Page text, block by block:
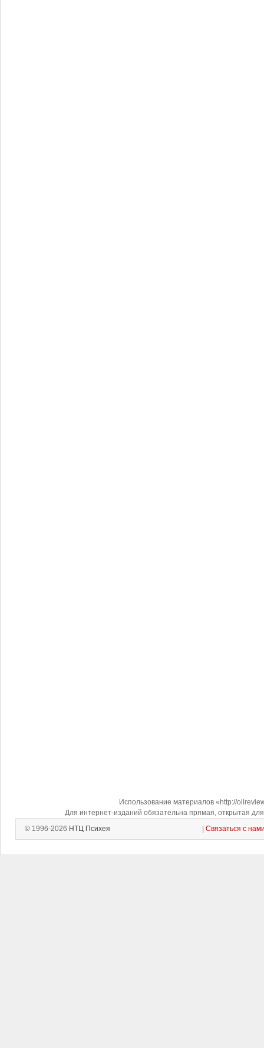
Использование материалов «http://
Для интернет-изданий обязательна прямая, открытая
© 1996-2026 НТЦ Психея Связаться с